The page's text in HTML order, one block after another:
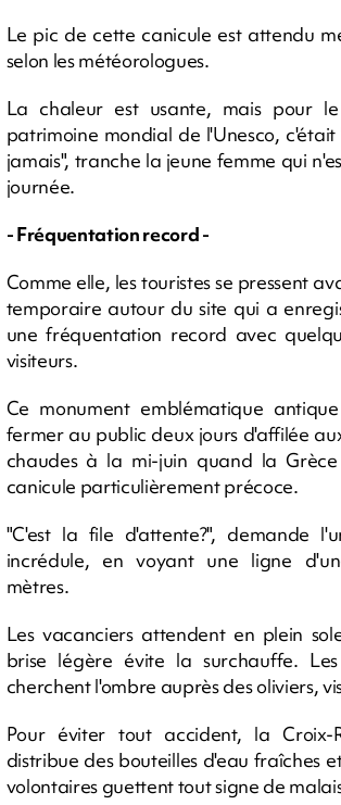
Le pic de cette canicule est attendu
selon les météorologues.
La chaleur est usante, mais pour
patrimoine mondial de l'Unesco,
jamais", tranche la jeune femme qui
journée.
- Fréquentation record -
Comme elle, les touristes se pressent
temporaire autour du site qui a
une fréquentation record avec
visiteurs.
Ce monument emblématique
fermer au public deux jours d'affilée
chaudes à la mi-juin quand la
canicule particulièrement précoce.
"C'est la file d'attente?", demande
incrédule, en voyant une ligne
mètres.
Les vacanciers attendent en plein
brise légère évite la surchauffe.
cherchent l'ombre auprès des oliviers,
Pour éviter tout accident, la Croix-
distribue des bouteilles d'eau fraîches
volontaires guettent tout signe de